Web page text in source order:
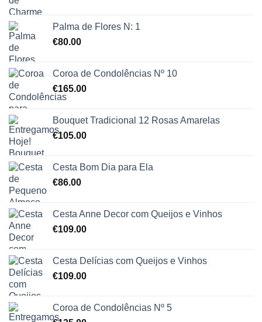
Palma de Flores N: 1
€80.00
Coroa de Condolências Nº 10
€165.00
Bouquet Tradicional 12 Rosas Amarelas
€105.00
Cesta Bom Dia para Ela
€86.00
Cesta Anne Decor com Queijos e Vinhos
€109.00
Cesta Delícias com Queijos e Vinhos
€109.00
Coroa de Condolências Nº 5